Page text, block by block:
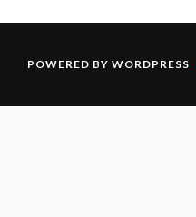
POWERED BY WORDPRESS